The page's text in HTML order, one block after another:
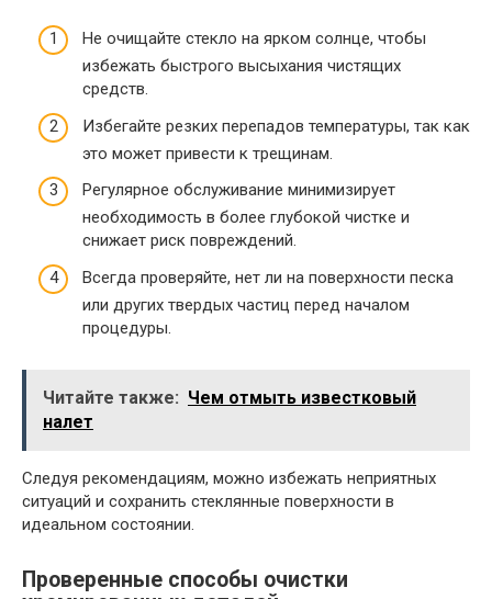
Не очищайте стекло на ярком солнце, чтобы
избежать быстрого высыхания чистящих
средств.
Избегайте резких перепадов температуры, так как
это может привести к трещинам.
Регулярное обслуживание минимизирует
необходимость в более глубокой чистке и
снижает риск повреждений.
Всегда проверяйте, нет ли на поверхности песка
или других твердых частиц перед началом
процедуры.
Читайте также: Чем отмыть известковый
налет
Следуя рекомендациям, можно избежать неприятных
ситуаций и сохранить стеклянные поверхности в
идеальном состоянии.
Проверенные способы очистки